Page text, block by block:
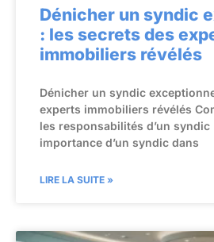
Dénicher un syndic
: les secrets des
immobiliers révélés
Dénicher un syndic
experts immobiliers révélés
les responsabilités d’un
importance d’un syndic dans
LIRE LA SUITE »